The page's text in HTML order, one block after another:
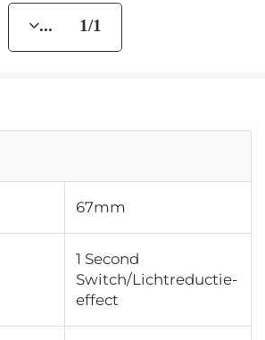
... 1/1
67mm
1 Second
Switch/Lichtreductie-
effect